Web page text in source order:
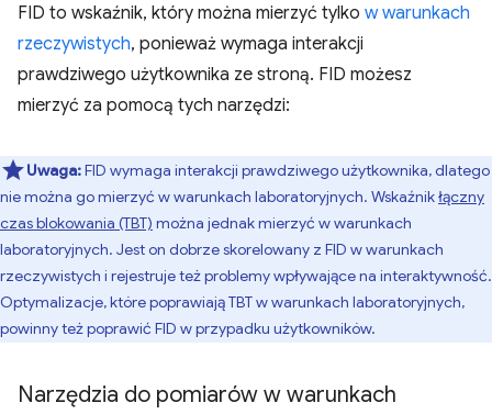
FID to wskaźnik, który można mierzyć tylko w warunkach
rzeczywistych, ponieważ wymaga interakcji
prawdziwego użytkownika ze stroną. FID możesz
mierzyć za pomocą tych narzędzi:
Uwaga:FID wymaga interakcji prawdziwego użytkownika, dlatego
nie można go mierzyć w warunkach laboratoryjnych. Wskaźnikłączny
czas blokowania (TBT) można jednak mierzyć w warunkach
laboratoryjnych. Jest on dobrze skorelowany z FID w warunkach
rzeczywistych i rejestruje też problemy wpływające na interaktywność.
Optymalizacje, które poprawiają TBT w warunkach laboratoryjnych,
powinny też poprawić FID w przypadku użytkowników.
Narzędzia do pomiarów w warunkach